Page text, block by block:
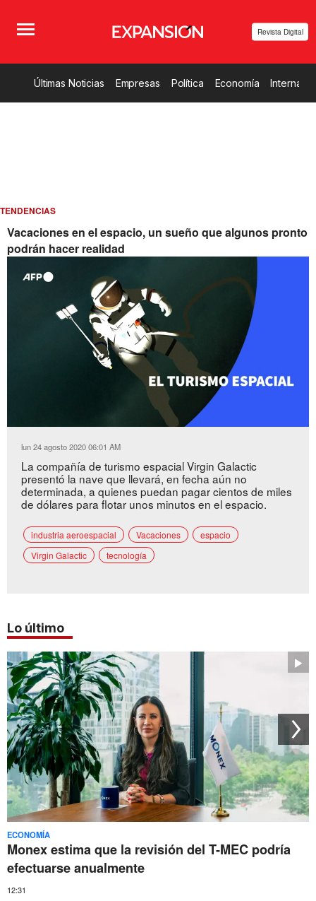
Revista Digital
Últimas Noticias Empresas Política Economía
TENDENCIAS
Vacaciones en el espacio, un sueño que algunos pronto
podrán hacer realidad
37.47%
lun 24 agosto 2020 06:01 AM
La compañía de turismo espacial Virgin Galactic
presentó la nave que llevará, en fecha aún no
determinada, a quienes puedan pagar cientos de miles
de dólares para flotar unos minutos en el espacio.
industria aeroespacial Vacaciones
espacio
Virgin Galactic
tecnología
Lo último
ECONOMÍA
Monex estima que la revisión del T-MEC podría
efectuarse anualmente
12:31